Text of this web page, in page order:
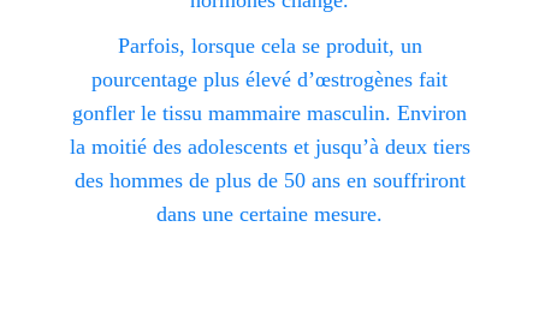
Parfois, lorsque cela se produit, un
pourcentage plus élevé d’œstrogènes fait
gonfler le tissu mammaire masculin. Environ
la moitié des adolescents et jusqu’à deux tiers
des hommes de plus de 50 ans en souffriront
dans une certaine mesure.